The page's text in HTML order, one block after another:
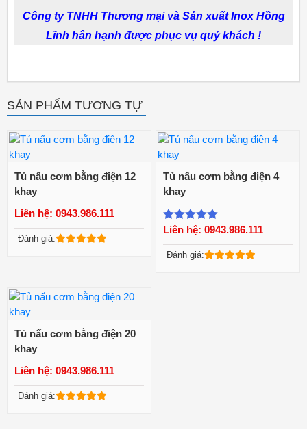
Công ty TNHH Thương mại và Sản xuất Inox Hồng
Lĩnh hân hạnh được phục vụ quý khách !
SẢN PHẨM TƯƠNG TỰ
Xem chi tiết
Tủ nấu cơm bằng điện 12
khay
Liên hệ: 0943.986.111
Đánh giá:
Xem chi tiết
Tủ nấu cơm bằng điện 4
khay
Được xếp
hạng5.005
Liên hệ: 0943.986.111
Đánh giá:
Xem chi tiết
Tủ nấu cơm bằng điện 20
khay
Liên hệ: 0943.986.111
Đánh giá: